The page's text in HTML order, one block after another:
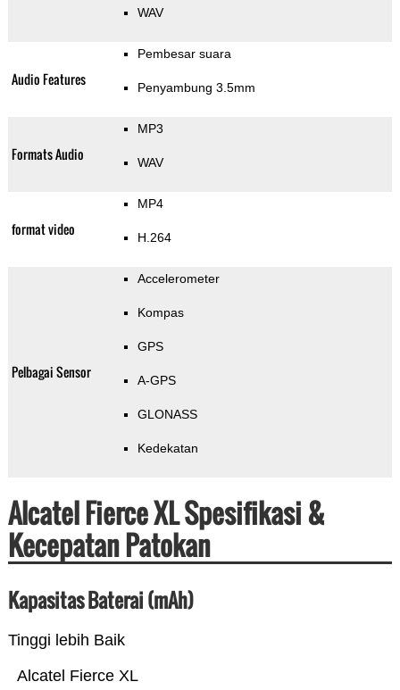
WAV
Audio Features
Pembesar suara
Penyambung 3.5mm
Formats Audio
MP3
WAV
format video
MP4
H.264
Pelbagai Sensor
Accelerometer
Kompas
GPS
A-GPS
GLONASS
Kedekatan
Alcatel Fierce XL Spesifikasi &
Kecepatan Patokan
Kapasitas Baterai (mAh)
Tinggi lebih Baik
Alcatel Fierce XL